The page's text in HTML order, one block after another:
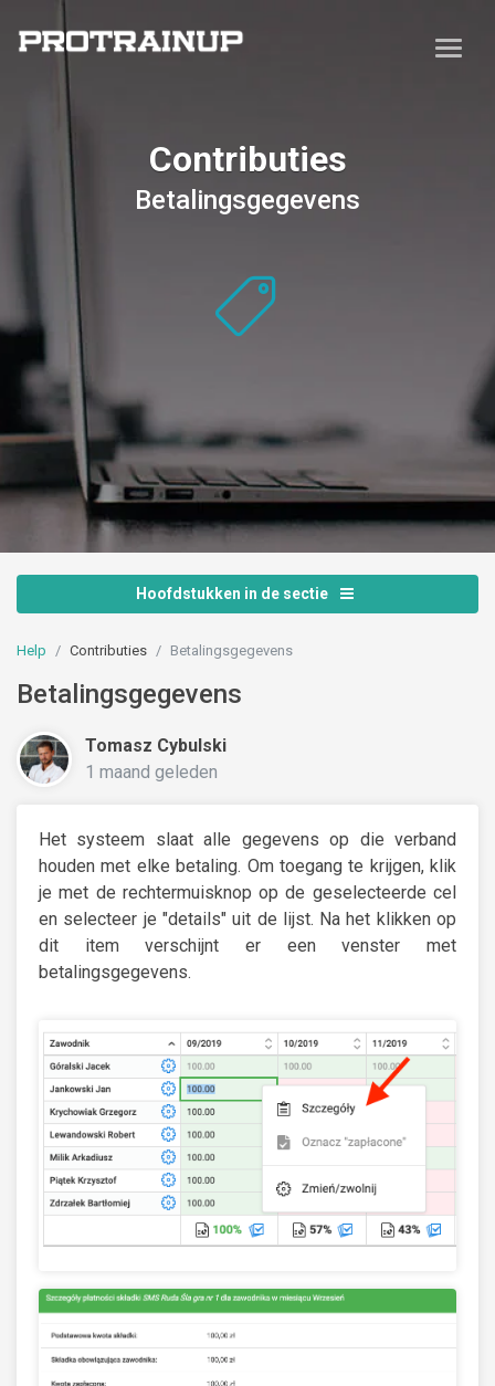
Contributies
Betalingsgegevens
Hoofdstukken in de sectie
Help Contributies Betalingsgegevens
Betalingsgegevens
Tomasz Cybulski
1 maand geleden
Het systeem slaat alle gegevens op die verband
houden met elke betaling. Om toegang te krijgen, klik
je met de rechtermuisknop op de geselecteerde cel
en selecteer je "details" uit de lijst. Na het klikken op
dit item verschijnt er een venster met
betalingsgegevens.